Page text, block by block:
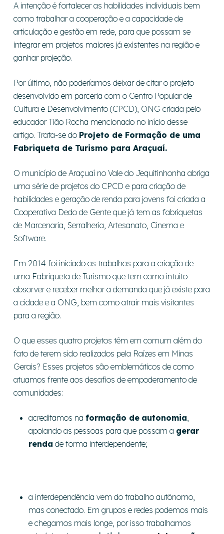
A intenção é fortalecer as habilidades individuais bem
como trabalhar a cooperação e a capacidade de
articulação e gestão em rede, para que possam se
integrar em projetos maiores já existentes na região e
ganhar projeção.
Por último, não poderíamos deixar de citar o projeto
desenvolvido em parceria com o Centro Popular de
Cultura e Desenvolvimento (CPCD), ONG criada pelo
educador Tião Rocha mencionado no início desse
artigo. Trata-se do Projeto de Formação de uma
Fabriqueta de Turismo para Araçuaí.
O município de Araçuaí no Vale do Jequitinhonha abriga
uma série de projetos do CPCD e para criação de
habilidades e geração de renda para jovens foi criada a
Cooperativa Dedo de Gente que já tem as fabriquetas
de Marcenaria, Serralheria, Artesanato, Cinema e
Software.
Em 2014 foi iniciado os trabalhos para a criação de
uma Fabriqueta de Turismo que tem como intuito
absorver e receber melhor a demanda que já existe para
a cidade e a ONG, bem como atrair mais visitantes
para a região.
O que esses quatro projetos têm em comum além do
fato de terem sido realizados pela Raízes em Minas
Gerais? Esses projetos são emblemáticos de como
atuamos frente aos desafios de empoderamento de
comunidades:
acreditamos na formação de autonomia,
apoiando as pessoas para que possam a gerar
renda de forma interdependente;
a interdependência vem do trabalho autônomo,
mas conectado. Em grupos e redes podemos mais
e chegamos mais longe, por isso trabalhamos